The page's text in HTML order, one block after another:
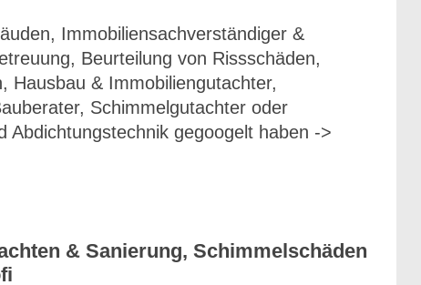
Immobiliensachverständiger &
Beurteilung von Rissschäden,
Hausbau & Immobiliengutachter,
Schimmelgutachter oder
Abdichtungstechnik gegoogelt haben ->
& Sanierung, Schimmelschäden